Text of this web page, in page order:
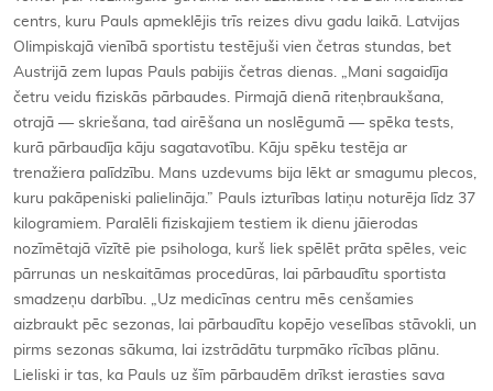
centrs, kuru Pauls apmeklējis trīs reizes divu gadu laikā. Latvijas
Olimpiskajā vienībā sportistu testējuši vien četras stundas, bet
Austrijā zem lupas Pauls pabijis četras dienas. „Mani sagaidīja
četru veidu fiziskās pārbaudes. Pirmajā dienā riteņbraukšana,
otrajā — skriešana, tad airēšana un noslēgumā — spēka tests,
kurā pārbaudīja kāju sagatavotību. Kāju spēku testēja ar
trenažiera palīdzību. Mans uzdevums bija lēkt ar smagumu plecos,
kuru pakāpeniski palielināja.” Pauls izturības latiņu noturēja līdz 37
kilogramiem. Paralēli fiziskajiem testiem ik dienu jāierodas
nozīmētajā vīzītē pie psihologa, kurš liek spēlēt prāta spēles, veic
pārrunas un neskaitāmas procedūras, lai pārbaudītu sportista
smadzeņu darbību. „Uz medicīnas centru mēs cenšamies
aizbraukt pēc sezonas, lai pārbaudītu kopējo veselības stāvokli, un
pirms sezonas sākuma, lai izstrādātu turpmāko rīcības plānu.
Lieliski ir tas, ka Pauls uz šīm pārbaudēm drīkst ierasties sava